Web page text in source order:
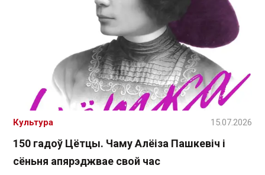
150 гадоў Цётцы. Чаму Алёіза Пашкевіч і
сёньня апярэджвае свой час
Культура 15.07.2026